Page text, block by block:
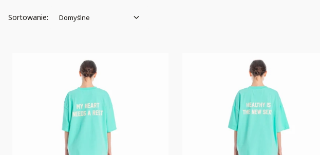
Lista produktów
Sortowanie: Domyślne
Domyślne